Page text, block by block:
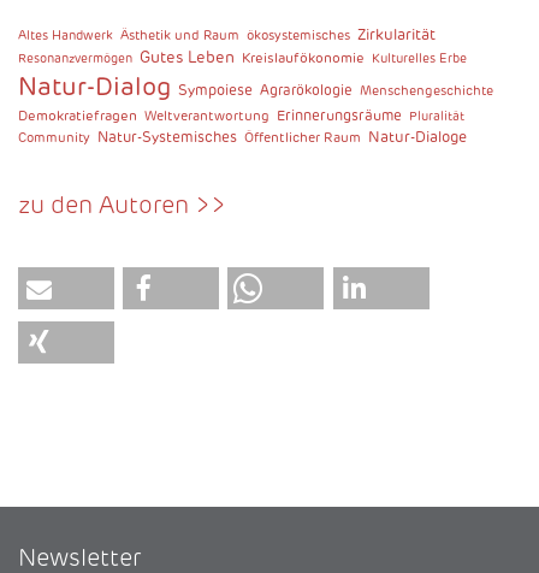
Altes Handwerk Ästhetik und Raum ökosystemisches Zirkularität
Resonanzvermögen Gutes Leben Kreislaufökonomie Kulturelles Erbe
Natur-Dialog Sympoiese Agrarökologie Menschengeschichte
Demokratiefragen Weltverantwortung Erinnerungsräume
Pluralität
Community Natur-Systemisches Öffentlicher Raum Natur-Dialoge
zu den Autoren >>
Newsletter